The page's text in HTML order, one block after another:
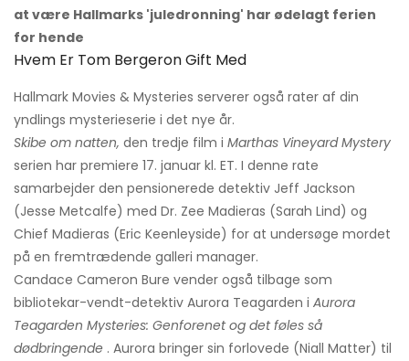
at være Hallmarks 'juledronning' har ødelagt ferien
for hende
Hvem Er Tom Bergeron Gift Med
Hallmark Movies & Mysteries serverer også rater af din
yndlings mysterieserie i det nye år.
Skibe om natten, den tredje film i Marthas Vineyard Mystery
serien har premiere 17. januar kl. ET. I denne rate
samarbejder den pensionerede detektiv Jeff Jackson
(Jesse Metcalfe) med Dr. Zee Madieras (Sarah Lind) og
Chief Madieras (Eric Keenleyside) for at undersøge mordet
på en fremtrædende galleri manager.
Candace Cameron Bure vender også tilbage som
bibliotekar-vendt-detektiv Aurora Teagarden i Aurora
Teagarden Mysteries: Genforenet og det føles så
dødbringende . Aurora bringer sin forlovede (Niall Matter) til